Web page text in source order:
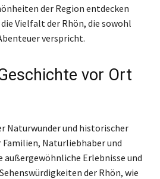
der Region entdecken
Vielfalt der Rhön, die sowohl
verspricht.
vor Ort
Naturwunder und historischer
Naturliebhaber und
Erlebnisse und
der Rhön, wie